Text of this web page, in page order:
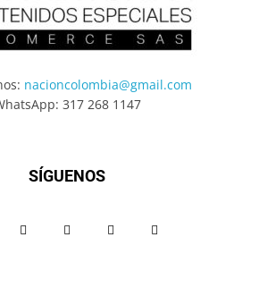
nacioncolombia@gmail.com
317 268 1147
SÍGUENOS